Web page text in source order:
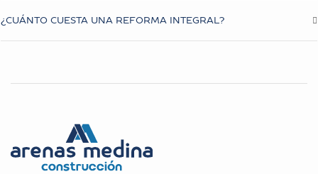
¿CUÁNTO CUESTA UNA REFORMA INTEGRAL?